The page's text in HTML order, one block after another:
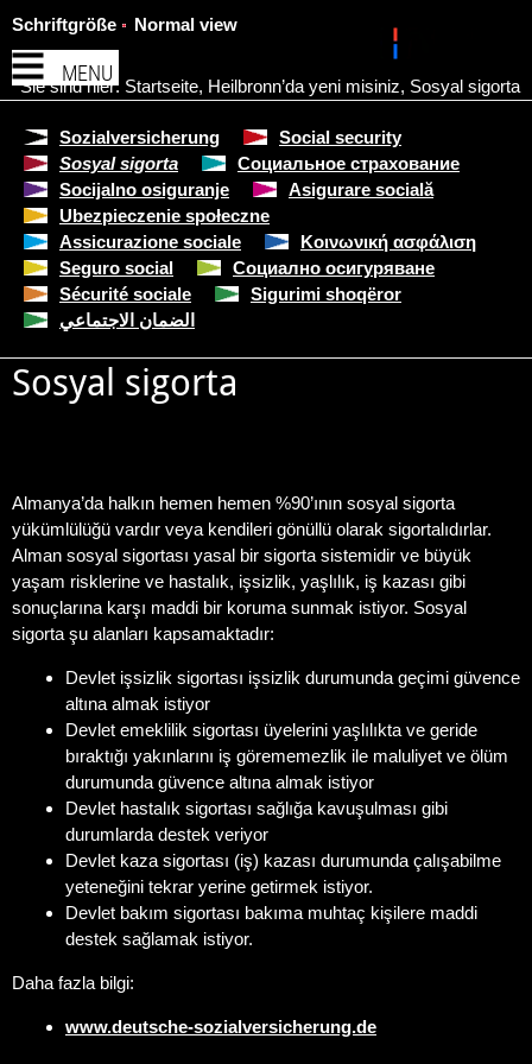
MENU
Schriftgröße Normal view
Sie sind hier: Startseite, Heilbronn’da yeni misiniz, Sosyal sigorta
Sozialversicherung
Social security
Sosyal sigorta
Социальное страхование
Socijalno osiguranje
Asigurare socială
Ubezpieczenie społeczne
Assicurazione sociale
Κοινωνική ασφάλιση
Seguro social
Социално осигуряване
Sécurité sociale
Sigurimi shoqëror
الضمان الاجتماعي
Sosyal sigorta
Almanya’da halkın hemen hemen %90’ının sosyal sigorta
yükümlülüğü vardır veya kendileri gönüllü olarak sigortalıdırlar.
Alman sosyal sigortası yasal bir sigorta sistemidir ve büyük
yaşam risklerine ve hastalık, işsizlik, yaşlılık, iş kazası gibi
sonuçlarına karşı maddi bir koruma sunmak istiyor. Sosyal
sigorta şu alanları kapsamaktadır:
Devlet işsizlik sigortası işsizlik durumunda geçimi güvence
altına almak istiyor
Devlet emeklilik sigortası üyelerini yaşlılıkta ve geride
bıraktığı yakınlarını iş görememezlik ile maluliyet ve ölüm
durumunda güvence altına almak istiyor
Devlet hastalık sigortası sağlığa kavuşulması gibi
durumlarda destek veriyor
Devlet kaza sigortası (iş) kazası durumunda çalışabilme
yeteneğini tekrar yerine getirmek istiyor.
Devlet bakım sigortası bakıma muhtaç kişilere maddi
destek sağlamak istiyor.
Daha fazla bilgi:
www.deutsche-sozialversicherung.de